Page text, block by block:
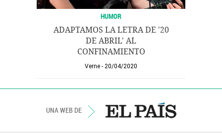
HUMOR
ADAPTAMOS LA LETRA DE '20
DE ABRIL' AL
CONFINAMIENTO
Verne 20/04/2020
UNA WEB DE